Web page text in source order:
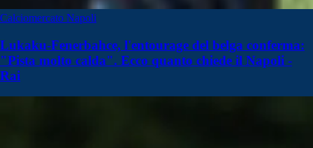
Calciomercato Napoli
Lukaku-Fenerbahce, l'entourage del belga conferma:
"Pista molto calda". Ecco quanto chiede il Napoli -
Rai